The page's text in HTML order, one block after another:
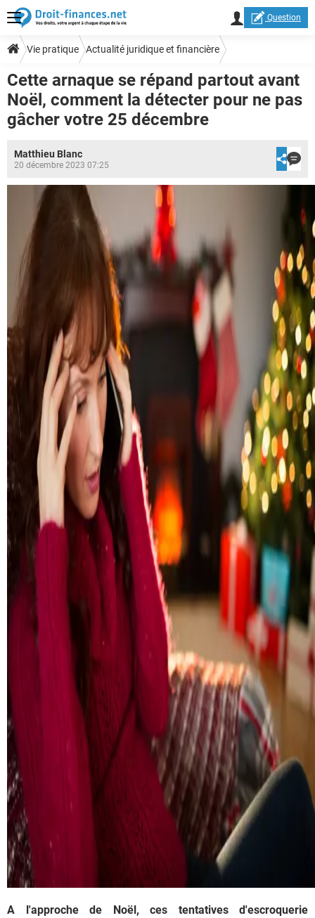
Question
Vie pratique Actualité juridique et financière
Cette arnaque se répand partout avant
Noël, comment la détecter pour ne pas
gâcher votre 25 décembre
Matthieu Blanc
20 décembre 2023 07:25
A l'approche de Noël, ces tentatives d'escroquerie